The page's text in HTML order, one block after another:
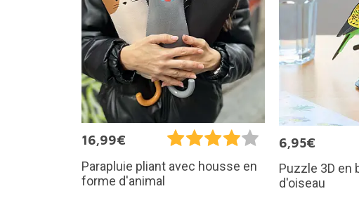
16,99€
Parapluie pliant avec housse en
forme d'animal
6,95€
Puzzle 3D en
d'oiseau